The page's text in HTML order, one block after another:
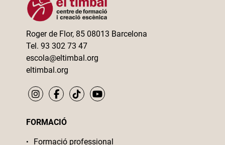
Roger de Flor, 85 08013 Barcelona
Tel. 93 302 73 47
escola@eltimbal.org
eltimbal.org
FORMACIÓ
Formació professional